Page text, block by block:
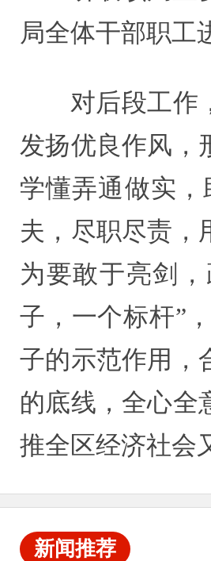
局全体干部职工
对后段工作
发扬优良作风，
学懂弄通做实
夫，尽职尽责，
为要敢于亮剑
子，一个标杆”
子的示范作用，
的底线，全心全
推全区经济社会
新闻推荐